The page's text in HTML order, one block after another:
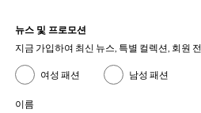
뉴스 및 프로모션
지금 가입하여 최신 뉴스, 특별 컬렉션, 회원
여성 패션 남성 패션
이름